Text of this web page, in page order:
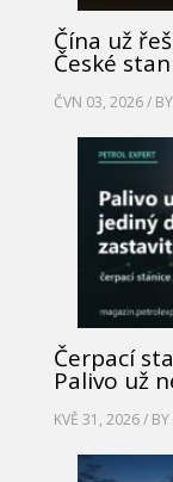
Čína už
České
ČVN 03, 2026 / BY
Čerpací
Palivo už
KVĚ 31, 2026 / BY